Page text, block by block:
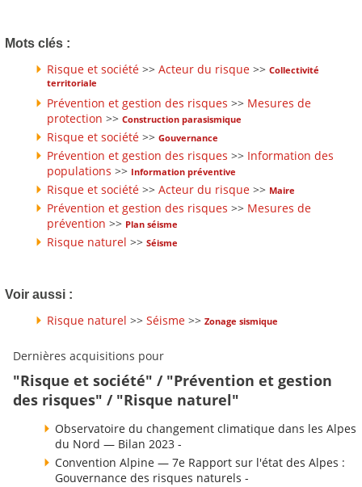
Mots clés :
Risque et société >> Acteur du risque >> Collectivité
territoriale
Prévention et gestion des risques >> Mesures de
protection >> Construction parasismique
Risque et société >> Gouvernance
Prévention et gestion des risques >> Information des
populations >> Information préventive
Risque et société >> Acteur du risque >> Maire
Prévention et gestion des risques >> Mesures de
prévention >> Plan séisme
Risque naturel >> Séisme
Voir aussi :
Risque naturel >> Séisme >> Zonage sismique
Dernières acquisitions pour
"Risque et société" / "Prévention et gestion
des risques" / "Risque naturel"
Observatoire du changement climatique dans les Alpes
du Nord — Bilan 2023 -
Convention Alpine — 7e Rapport sur l'état des Alpes :
Gouvernance des risques naturels -